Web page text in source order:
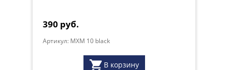
390 руб.
Артикул: MXM 10 black
В корзину